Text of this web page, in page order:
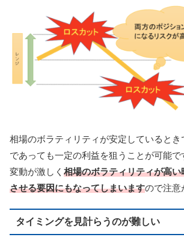
相場のボラティリティが安定しているとき
であっても一定の利益を狙うことが可能で
変動が激しく 相場のボラティリティが高
させる要因にもなってしまいますので注意
タイミングを見計らうのが難しい